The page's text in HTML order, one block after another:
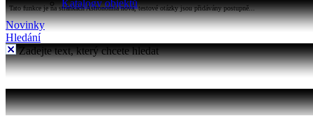
Katalogy objektů
Tato funkce je na stránkách Astronomia nová, testové otázky jsou přidávány postupně...
Novinky
Hledání
Zadejte text, který chcete hledat